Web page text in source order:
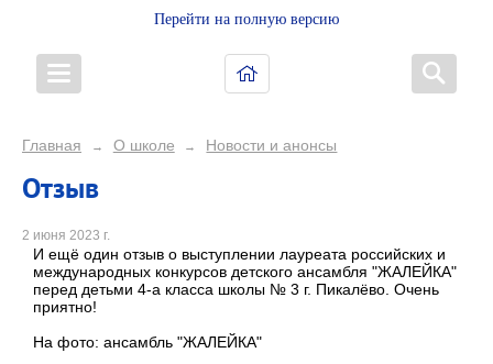
Перейти на полную версию
Главная → О школе → Новости и анонсы
Отзыв
2 июня 2023 г.
И ещё один отзыв о выступлении лауреата российских и
международных конкурсов детского ансамбля "ЖАЛЕЙКА"
перед детьми 4-а класса школы № 3 г. Пикалёво. Очень
приятно!
На фото: ансамбль "ЖАЛЕЙКА"